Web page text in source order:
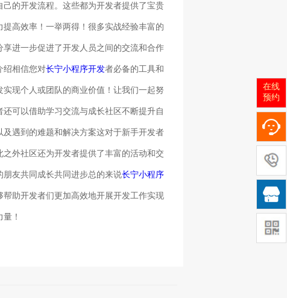
的开发流程。这些都为开发者提供了宝贵
高效率！一举两得！很多实战经验丰富的
进一步促进了开发人员之间的交流和合作
绍相信您对长宁小程序开发者必备的工具和
现个人或团队的商业价值！让我们一起努
还可以借助学习交流与成长社区不断提升自
遇到的难题和解决方案这对于新手开发者
外社区还为开发者提供了丰富的活动和交
友共同成长共同进步总的来说长宁小程序
助开发者们更加高效地开展开发工作实现
！
在线
预约
